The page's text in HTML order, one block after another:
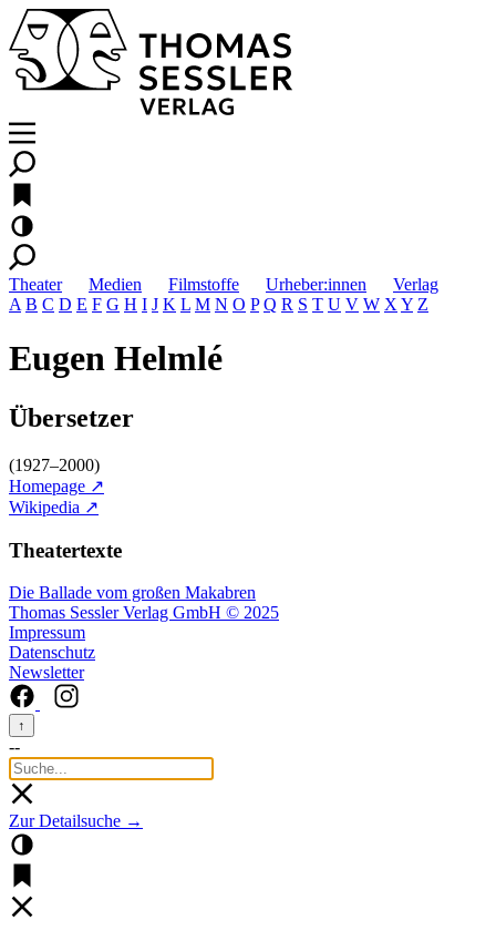
Theater Medien Filmstoffe Urheber:innen
Verlag
A B C D E F G H I J K L M N O P Q R S T U V W X Y Z
Eugen Helmlé
Übersetzer
(1927–2000)
Homepage ↗
Wikipedia ↗
Theatertexte
Die Ballade vom großen Makabren
Thomas Sessler Verlag GmbH © 2025
Impressum
Datenschutz
Newsletter
↑
--
Zur Detailsuche →